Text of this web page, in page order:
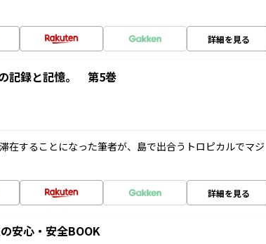
詳細を見る
記録と記憶。 第5巻
在することになった筆者が、島で出合うトロピカルでマジ
詳細を見る
安心・安全BOOK